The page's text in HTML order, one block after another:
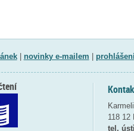
| novinky e-mailem
118 12
tel.